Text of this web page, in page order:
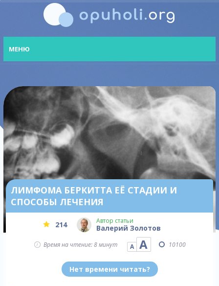
МЕНЮ
ЛИМФОМА БЕРКИТТА ЕЁ СТАДИИ И
СПОСОБЫ ЛЕЧЕНИЯ
214 Автор статьи
Валерий Золотов
Время на чтение: 8 минут А А 10100
Нет времени читать?